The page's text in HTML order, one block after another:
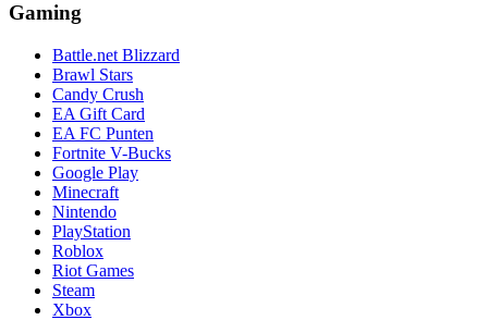
Gaming
Battle.net Blizzard
Brawl Stars
Candy Crush
EA Gift Card
EA FC Punten
Fortnite V-Bucks
Google Play
Minecraft
Nintendo
PlayStation
Roblox
Riot Games
Steam
Xbox